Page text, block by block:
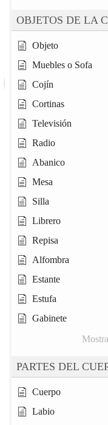
OBJETOS DE LA
Objeto
Muebles o Sofa
Cojín
Cortinas
Televisión
Radio
Abanico
Mesa
Silla
Librero
Repisa
Alfombra
Estante
Estufa
Gabinete
PARTES DEL
Cuerpo
Labio